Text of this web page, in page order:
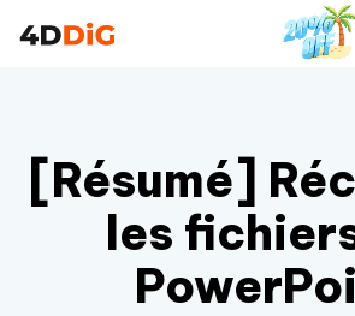
[Résumé]
les